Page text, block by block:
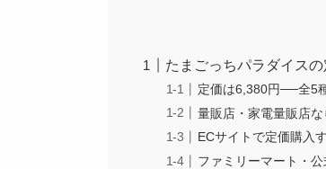
たまごっちパラダイス
定価は6,380円──全5
量販店・家電量販店
ECサイトで定価購入
ファミリーマート・